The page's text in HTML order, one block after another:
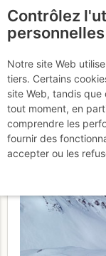
S dal
2017
Contrôlez
personnelles
Notre site Web
tiers. Certains
site Web, tandis
tout moment, en
comprendre les
fournir des
accepter ou les